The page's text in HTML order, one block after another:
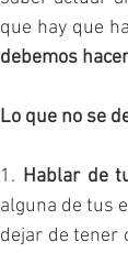
que hay que
debemos
Lo que no se
1. Hablar de
alguna de tus
dejar de tener